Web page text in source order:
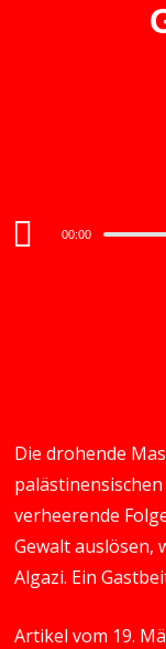
Audio
00:00
Die drohende
verheerende
Gewalt auslösen,
Algazi. Ein
Artikel vom 19.